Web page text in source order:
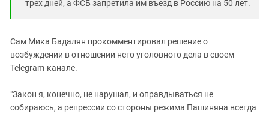
трех дней, а ФСБ запретила им въезд в Россию на 50 лет.
Сам Мика Бадалян прокомментировал решение о
возбуждении в отношении него уголовного дела в своем
Telegram-канале.
"Закон я, конечно, не нарушал, и оправдываться не
собираюсь, а репрессии со стороны режима Пашиняна всегда